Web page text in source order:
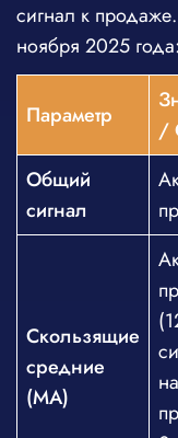
сигнал к
ноября 2025 года:
Параметр
/
Общий
сигнал
Скользящие
средние
(MA)
на